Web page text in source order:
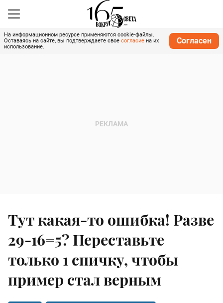
На информационном ресурсе применяются cookie-файлы.
Оставаясь на сайте, вы подтверждаете свое согласие на их
использование.
Согласен
Тут какая-то ошибка! Разве
29-16=5? Переставьте
только 1 спичку, чтобы
пример стал верным